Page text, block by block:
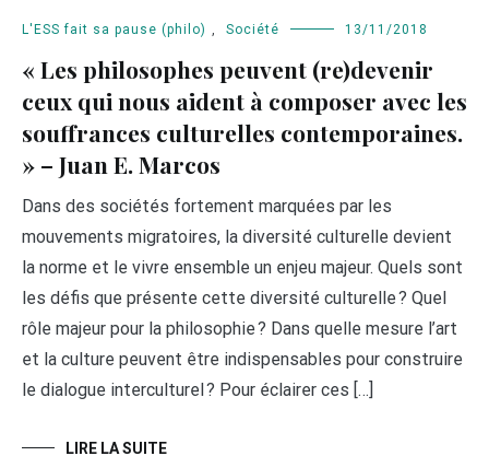
L'ESS fait sa pause (philo) , Société 13/11/2018
« Les philosophes peuvent (re)devenir
ceux qui nous aident à composer avec les
souffrances culturelles contemporaines.
» – Juan E. Marcos
Dans des sociétés fortement marquées par les
mouvements migratoires, la diversité culturelle devient
la norme et le vivre ensemble un enjeu majeur. Quels sont
les défis que présente cette diversité culturelle ? Quel
rôle majeur pour la philosophie ? Dans quelle mesure l’art
et la culture peuvent être indispensables pour construire
le dialogue interculturel ? Pour éclairer ces […]
LIRE LA SUITE